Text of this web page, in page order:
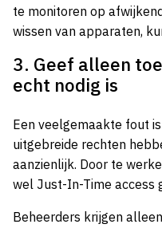
te monitoren op
wissen van apparaten,
3. Geef alleen
echt nodig is
Een veelgemaakte fout
uitgebreide rechten
aanzienlijk. Door te
wel Just-In-Time access
Beheerders krijgen